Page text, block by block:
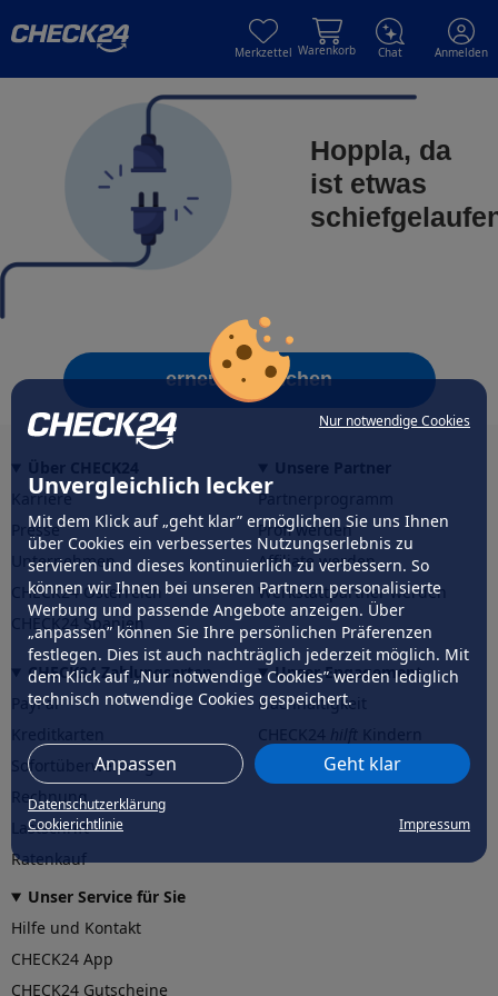
Nur notwendige Cookies
Unvergleichlich lecker
Mit dem Klick auf „geht klar” ermöglichen Sie uns Ihnen
über Cookies ein verbessertes Nutzungserlebnis zu
servieren und dieses kontinuierlich zu verbessern. So
können wir Ihnen bei unseren Partnern personalisierte
Werbung und passende Angebote anzeigen. Über
„anpassen” können Sie Ihre persönlichen Präferenzen
festlegen. Dies ist auch nachträglich jederzeit möglich. Mit
dem Klick auf „Nur notwendige Cookies” werden lediglich
technisch notwendige Cookies gespeichert.
Anpassen Geht klar
Datenschutzerklärung
Cookierichtlinie
Impressum
Merkzettel Warenkorb Chat Anmelden
Hoppla, da
ist etwas
erneut versuchen
Karriere
Presse
Unternehmen
CHECK24 Österreich
CHECK24 Spanien
Partnerprogramm
Profi werden
Affiliate werden
Werkstattpartner werden
CHECK24 Zahlungsarten
PayPal
Sofortüberweisung
Rechnung
Lastschrift
Ratenkauf
Unser Engagement
Nachhaltigkeit
CHECK24hilftder Natur
Unser Service für Sie
Hilfe und Kontakt
CHECK24 App
CHECK24 Gutscheine